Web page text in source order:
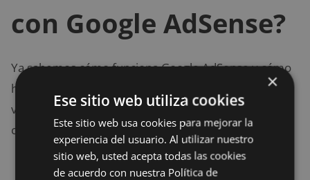
con Google AdSense?
Ya sabemos cómo funciona Google AdSense y cómo
hay que realiza la inscripción en el programa, ahora
viene la parte más interesante: ¿Cómo ganar dinero
con él?
El primer paso para ganar dinero con AdSense
×
Ese sitio web utiliza cookies
Este sitio web usa cookies para mejorar la
experiencia del usuario. Al utilizar nuestro
sitio web, usted acepta todas las cookies
de acuerdo con nuestra Política de